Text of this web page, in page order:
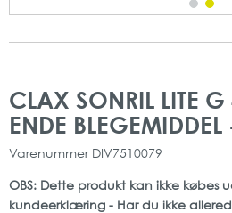
CLAX SONRIL LITE
ENDE
Varenummer DIV7510079
OBS: Dette produkt kan ikke købes
kundeerklæring - Har du ikke
slutningen
af
starten
af